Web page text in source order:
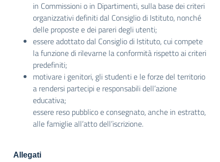
in Commissioni o in Dipartimenti, sulla base dei criteri
organizzativi definiti dal Consiglio di Istituto, nonché
delle proposte e dei pareri degli utenti;
essere adottato dal Consiglio di Istituto, cui compete
la funzione di rilevarne la conformità rispetto ai criteri
predefiniti;
motivare i genitori, gli studenti e le forze del territorio
a rendersi partecipi e responsabili dell’azione
educativa;
essere reso pubblico e consegnato, anche in estratto,
alle famiglie all’atto dell’iscrizione.
Allegati